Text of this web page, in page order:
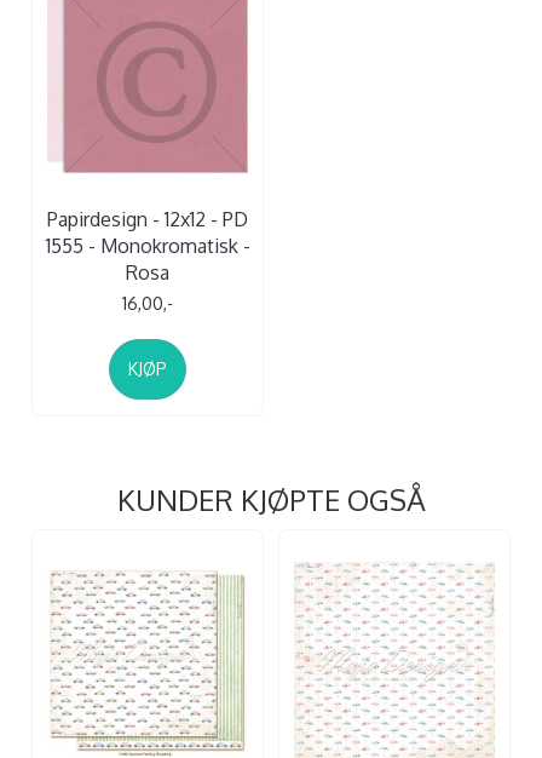
Papirdesign - 12x12 - PD
1555 - Monokromatisk -
Rosa
16,00,-
KJØP
KUNDER KJØPTE OGSÅ